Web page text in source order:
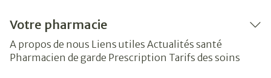
Votre pharmacie
A propos de nous Liens utiles Actualités santé
Pharmacien de garde Prescription Tarifs des soins